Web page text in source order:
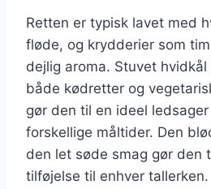
Retten er typisk lavet med
fløde, og krydderier som
dejlig aroma. Stuvet
både kødretter og
gør den til en ideel
forskellige måltider. Den
den let søde smag gør den
tilføjelse til enhver tallerken.